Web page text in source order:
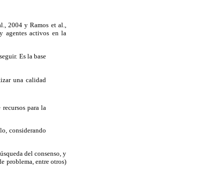
2004 y Ramos et al.,
agentes activos en la
Es la base
una calidad
para la
considerando
del consenso, y
problema, entre otros)